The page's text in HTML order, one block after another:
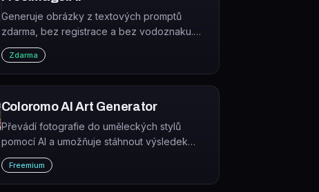
Generuje obrázky z textových promptů
zdarma, bez registrace a bez vodoznaku.
Využívá modely Stable Diffusion, Flux
Schnell, SDXL a další.
Zdarma
Coloromo AI Art Generator
Převádí fotografie do uměleckých stylů
pomocí AI a umožňuje stáhnout výsledek
nebo objednat fyzický tisk. Nabízí stovky
stylů od tradiční malby po neon a černobílé.
Freemium